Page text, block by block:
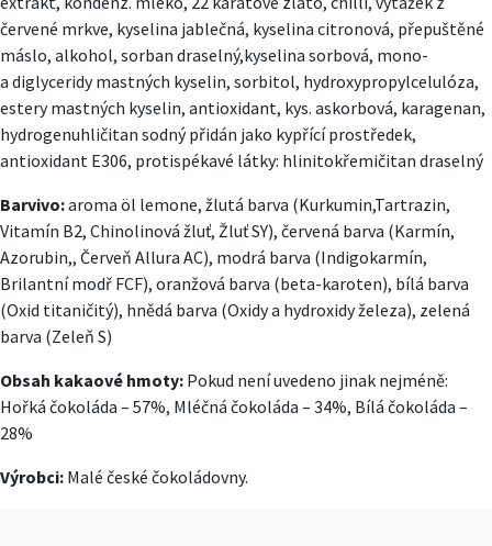
červené mrkve, kyselina jablečná, kyselina citronová, přepuštěné
máslo, alkohol, sorban draselný,kyselina sorbová, mono-
a diglyceridy mastných kyselin, sorbitol, hydroxypropylcelulóza,
estery mastných kyselin, antioxidant, kys. askorbová, karagenan,
hydrogenuhličitan sodný přidán jako kypřící prostředek,
antioxidant E306, protispékavé látky: hlinitokřemičitan draselný
Barvivo:aroma öl lemone, žlutá barva (Kurkumin,Tartrazin,
Vitamín B2, Chinolinová žluť, Žluť SY), červená barva (Karmín,
Azorubin,, Červeň Allura AC), modrá barva (Indigokarmín,
Brilantní modř FCF), oranžová barva (beta-karoten), bílá barva
(Oxid titaničitý), hnědá barva (Oxidy a hydroxidy železa), zelená
barva (Zeleň S)
Obsah kakaové hmoty: Pokud není uvedeno jinak nejméně:
Hořká čokoláda – 57%, Mléčná čokoláda – 34%, Bílá čokoláda –
28%
Výrobci: Malé české čokoládovny.